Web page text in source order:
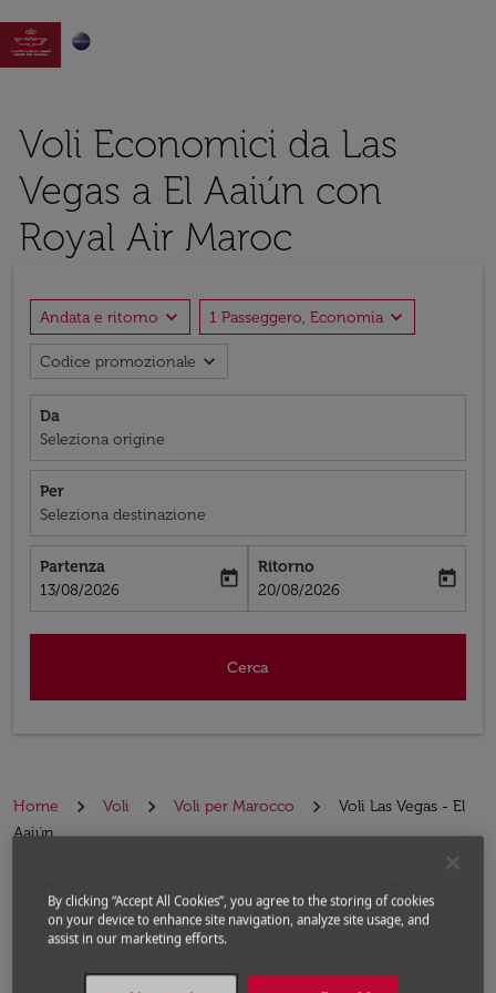

Voli Economici da Las
Vegas a El Aaiún con
Royal Air Maroc
Andata e ritorno expand_more 1 Passeggero, Economia expand_more
Codice promozionale expand_more
Da
Seleziona origine
Per
Seleziona destinazione
Partenza
fc-booking-departure-date-aria-label
13/08/2026
today
Ritorno
fc-booking-return-date-aria-label
20/08/2026
today
Cerca
Home Voli Voli per Marocco
Voli Las Vegas - El
Aaiún
Prossimo voli da Las Vegas a El
Aaiún
Prova ad aggiornare il tuo percorso (origine e/o
By clicking “Accept All Cookies”, you agree to the storing of cookies
on your device to enhance site navigation, analyze site usage, and
assist in our marketing efforts.